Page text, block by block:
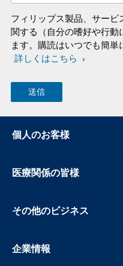
フィリップス製品、サービ
関する（自分の嗜好や行動
ます。購読はいつでも簡単
詳しくはこちら
個人のお客様
医療関係の皆様
その他のビジネス
企業情報